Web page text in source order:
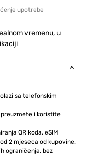
upotrebe
vremenu, u
sa telefonskim
i koristite
QR koda. eSIM
2 mjeseca od kupovine.
ograničenja, bez